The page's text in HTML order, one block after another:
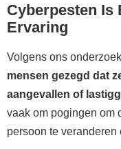
Cyberpesten Is
Ervaring
Volgens ons
mensen gezegd dat
aangevallen of
vaak om pogingen om
persoon te veranderen